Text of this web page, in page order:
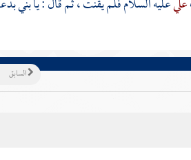
عليعليه السلام فلم يقنت ، ثم قال : يا بني
السابق